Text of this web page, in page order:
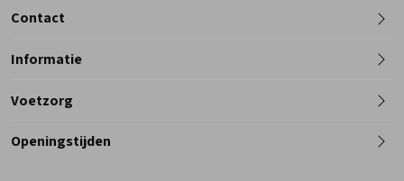
Contact
Telefoon
Informatie
Voetzorg
Openingstijden